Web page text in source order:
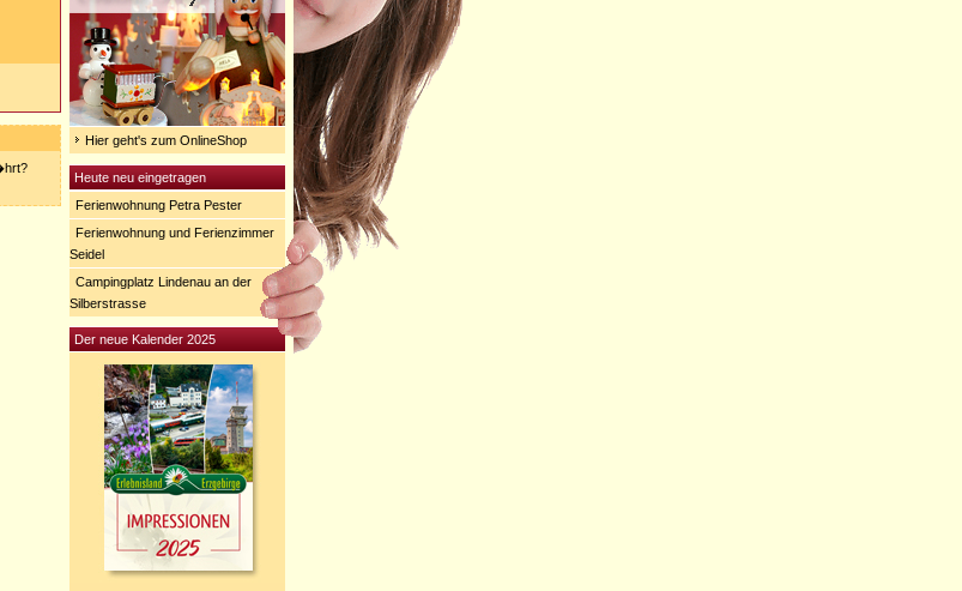
Hier geht's zum OnlineShop
Heute neu eingetragen
Ferienwohnung Petra Pester
Ferienwohnung und Ferienzimmer
Seidel
Campingplatz Lindenau an der
Silberstrasse
Der neue Kalender 2025